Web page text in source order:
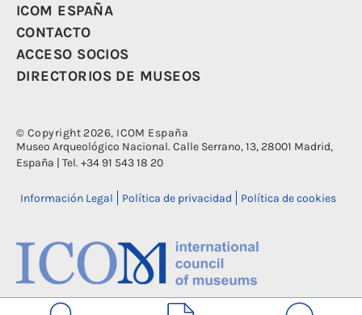
ICOM ESPAÑA
CONTACTO
ACCESO SOCIOS
DIRECTORIOS DE MUSEOS
© Copyright 2026, ICOM España
Museo Arqueológico Nacional. Calle Serrano, 13, 28001 Madrid,
España | Tel. +34 91 543 18 20
Información Legal Política de privacidad Política de cookies